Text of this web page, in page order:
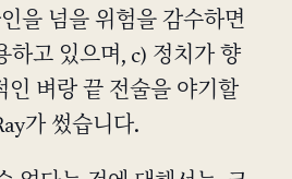
을 넘을 위험을 감수하면
하고 있으며, c) 정치가 향
인 벼랑 끝 전술을 야기할
가 썼습니다.